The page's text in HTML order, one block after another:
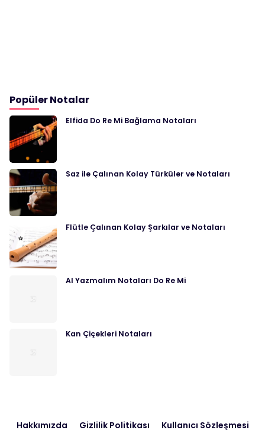
Popüler Notalar
Elfida Do Re Mi Bağlama Notaları
Saz ile Çalınan Kolay Türküler ve Notaları
Flütle Çalınan Kolay Şarkılar ve Notaları
Al Yazmalım Notaları Do Re Mi
Kan Çiçekleri Notaları
Hakkımızda Gizlilik Politikası Kullanıcı Sözleşmesi